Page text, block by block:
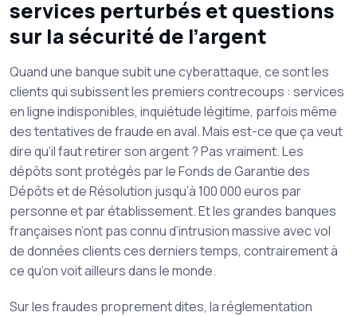
services perturbés et questions
sur la sécurité de l’argent
Quand une banque subit une cyberattaque, ce sont les
clients qui subissent les premiers contrecoups : services
en ligne indisponibles, inquiétude légitime, parfois même
des tentatives de fraude en aval. Mais est-ce que ça veut
dire qu’il faut retirer son argent ? Pas vraiment. Les
dépôts sont protégés par le Fonds de Garantie des
Dépôts et de Résolution jusqu’à 100 000 euros par
personne et par établissement. Et les grandes banques
françaises n’ont pas connu d’intrusion massive avec vol
de données clients ces derniers temps, contrairement à
ce qu’on voit ailleurs dans le monde.
Sur les fraudes proprement dites, la réglementation